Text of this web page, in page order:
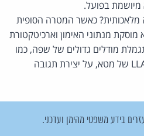
מיושמת בפועל.
כאשר המטרה הסופית
מנתוני האימון וארכיטקטורת
מודלים גדולים של שפה, כמו
GPT של OpenAI או LLAMA2 של מטא, על יצירת תגובה
בידע משפטי מהימן ועדכני.